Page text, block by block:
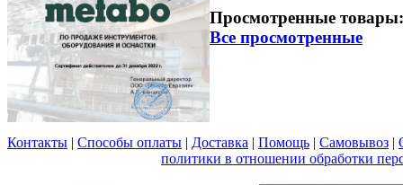
Просмотренные товары:
Все просмотренные
Контакты | Способы оплаты | Доставка | Помощь | Самовывоз |
политики в отношении обработки